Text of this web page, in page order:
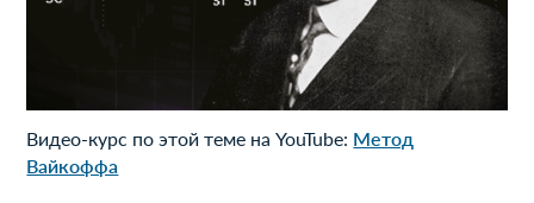
Видео-курс по этой теме на YouTube: Метод
Вайкоффа